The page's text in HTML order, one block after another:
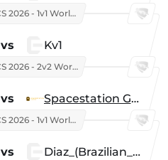
RLCS 2026 - 1v1 World Championship
vs Kv1
RLCS 2026 - 2v2 World Championship
vs Spacestation Gaming
RLCS 2026 - 1v1 World Championship
vs Diaz_(Brazilian_Player)